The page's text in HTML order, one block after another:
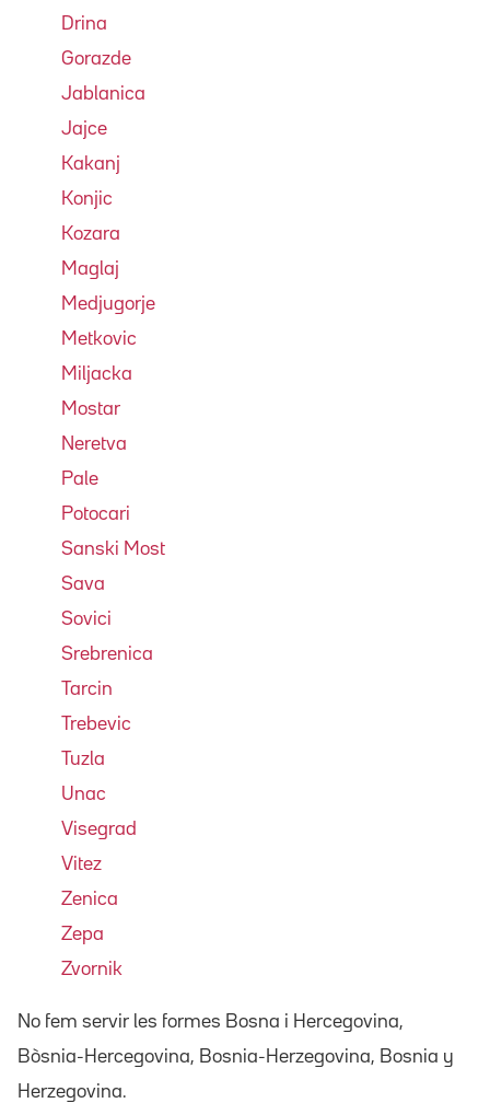
Drina
Gorazde
Jablanica
Jajce
Kakanj
Konjic
Kozara
Maglaj
Medjugorje
Metkovic
Miljacka
Mostar
Neretva
Pale
Potocari
Sanski Most
Sava
Sovici
Srebrenica
Tarcin
Trebevic
Tuzla
Unac
Visegrad
Vitez
Zenica
Zepa
Zvornik
No fem servir les formes Bosna i Hercegovina,
Bòsnia-Hercegovina, Bosnia-Herzegovina, Bosnia y
Herzegovina.